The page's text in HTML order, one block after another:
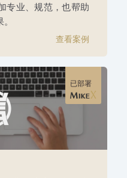
专业、规范，也帮助
查看案例
已部署